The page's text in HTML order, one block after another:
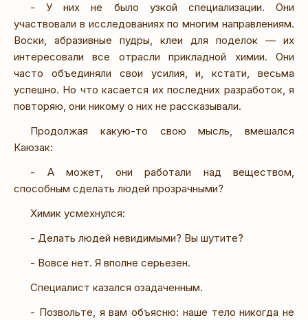
- У них не было узкой специализации. Они
участвовали в исследованиях по многим направлениям.
Воски, абразивные пудры, клеи для поделок — их
интересовали все отрасли прикладной химии. Они
часто объединяли свои усилия, и, кстати, весьма
успешно. Но что касается их последних разработок, я
повторяю, они никому о них не рассказывали.
Продолжая какую-то свою мысль, вмешался
Каюзак:
- А может, они работали над веществом,
способным сделать людей прозрачными?
Химик усмехнулся:
- Делать людей невидимыми? Вы шутите?
- Вовсе нет. Я вполне серьезен.
Специалист казался озадаченным.
- Позвольте, я вам объясню: наше тело никогда не